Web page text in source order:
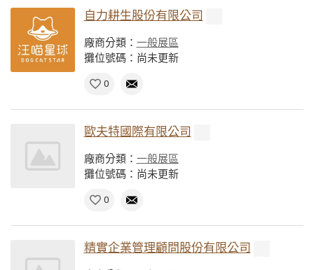
自力耕生股份有限公司
廠商分類： 一般展區
攤位號碼：尚未更新
0
歐夫特國際有限公司
廠商分類： 一般展區
攤位號碼：尚未更新
0
精實企業管理顧問股份有限公司